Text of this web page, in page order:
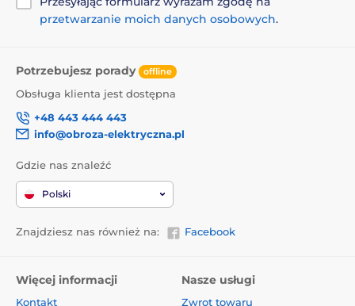
przetwarzanie moich danych osobowych.
Potrzebujesz porady offline
Obsługa klienta jest dostępna
+48 443 444 443
info@obroza-elektryczna.pl
Gdzie nas znaleźć
Polski
Znajdziesz nas również na: Facebook
Więcej informacji
Kontakt
Nasze usługi
Zwrot towaru